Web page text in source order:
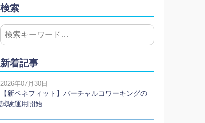
検索
新着記事
2026年07月30日
【新ベネフィット】バーチャルコワーキングの
試験運用開始